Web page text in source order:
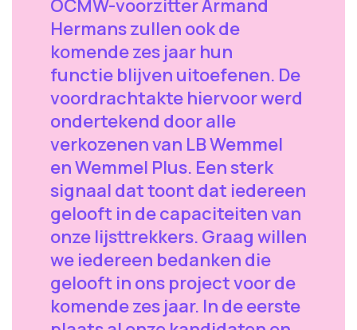
OCMW-voorzitter Armand
Hermans zullen ook de
komende zes jaar hun
functie blijven uitoefenen. De
voordrachtakte hiervoor werd
ondertekend door alle
verkozenen van LB Wemmel
en Wemmel Plus. Een sterk
signaal dat toont dat iedereen
gelooft in de capaciteiten van
onze lijsttrekkers. Graag willen
we iedereen bedanken die
gelooft in ons project voor de
komende zes jaar. In de eerste